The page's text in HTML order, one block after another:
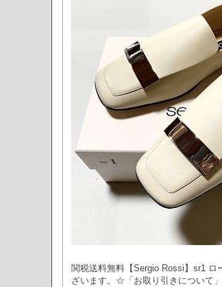
関税送料無料【Sergio Rossi】sr1
ざいます。☆「お取り引きについて